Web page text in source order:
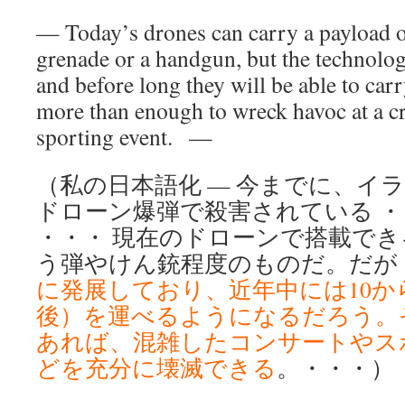
— Today’s drones can carry a payload
grenade or a handgun, but the
and before long they will be able to
more than enough to wreck havoc at a
sporting event. —
（私の日本語化 — 今までに、イ
ドローン爆弾で殺害されている
・・・ 現在のドローンで搭載で
う弾やけん銃程度のものだ。だが
に発展しており、近年中には10か
後）を運べるようになるだろう
あれば、混雑したコンサートや
どを充分に壊滅できる。・・・）